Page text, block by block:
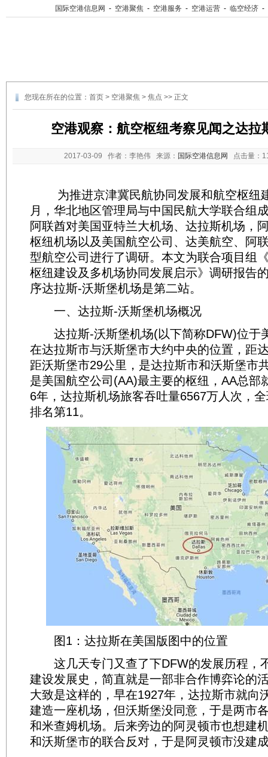
国际空港信息网 - 空港聚焦 - 空港服务 - 空港运营 - 临空经济 -
您现在所在的位置： 首页 > 空港聚焦 > 焦点 >> 正文
空港观察：航空枢纽考察见闻之达拉
2017-03-09 作者：李艳伟 来源： 国际空港信息网 点击量：
为推进京津冀民航协同发展和航空枢纽
月，华北地区管理局与中国民航大学联合组
阿联酋对美国亚特兰大机场、达拉斯机场，
枢纽机场以及美国航空公司、达美航空、阿
型航空公司进行了调研。本文为联合项目组
枢纽建设及多机场协同发展启示》调研报告
序达拉斯-沃斯堡机场是第二站。
一、达拉斯-沃斯堡机场概况
达拉斯-沃斯堡机场(以下简称DFW)位于
在达拉斯市与沃斯堡市大约中央的位置，距
距沃斯堡市29公里，是达拉斯市和沃斯堡市
是美国航空公司(AA)最主要的枢纽，AA总部
6年，达拉斯机场旅客吞吐量6567万人次，
排名第11。
图1：达拉斯在美国版图中的位置
这几天专门又查了下DFW的发展历程，
建设发展史，简直就是一部非合作博弈论的
大致是这样的，早在1927年，达拉斯市就向
建造一座机场，但沃斯堡没同意，于是两市
和米查姆机场。后来旁边的阿灵顿市也想建
和沃斯堡市的联合反对，于是阿灵顿市没建